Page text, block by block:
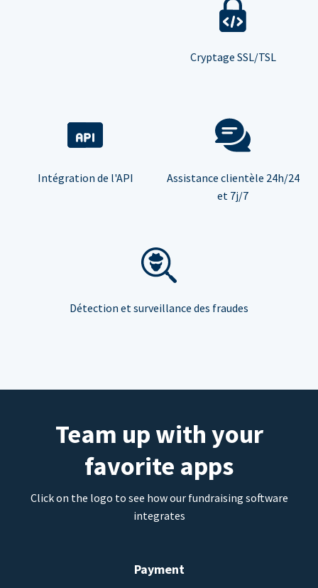
Cryptage SSL/TSL
Intégration de l'API
Assistance clientèle 24h/24
et 7j/7
Détection et surveillance des fraudes
Team up with your
favorite apps
Click on the logo to see how our fundraising software
integrates
Payment